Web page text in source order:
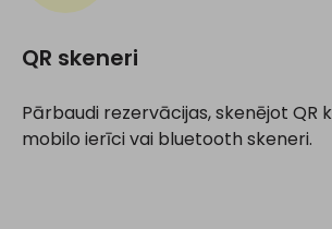
QR skeneri
Pārbaudi rezervācijas, skenējot QR
mobilo ierīci vai bluetooth skeneri.